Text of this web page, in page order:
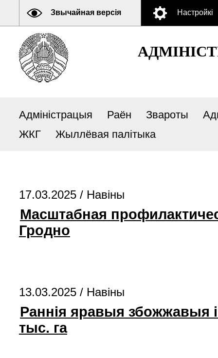
Звычайная версія Настройкі
Адміністрацыя Раён Звароты
ЖКГ
Жыллёвая палітыка
17.03.2025 / Навіны
Масштабная
Гродно
13.03.2025 / Навіны
Раннія яравыя збожжавыя
тыс. га